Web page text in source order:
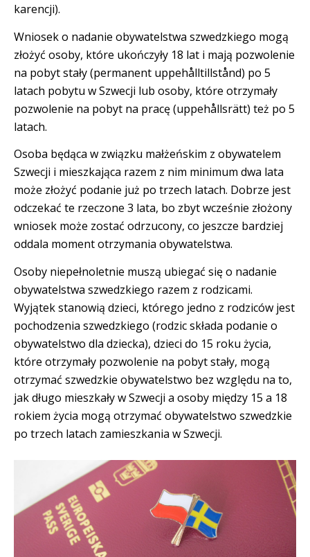
karencji).
Wniosek o nadanie obywatelstwa szwedzkiego mogą
złożyć osoby, które ukończyły 18 lat i mają pozwolenie
na pobyt stały (permanent uppehålltillstånd) po 5
latach pobytu w Szwecji lub osoby, które otrzymały
pozwolenie na pobyt na pracę (uppehållsrätt) też po 5
latach.
Osoba będąca w związku małżeńskim z obywatelem
Szwecji i mieszkająca razem z nim minimum dwa lata
może złożyć podanie już po trzech latach. Dobrze jest
odczekać te rzeczone 3 lata, bo zbyt wcześnie złożony
wniosek może zostać odrzucony, co jeszcze bardziej
oddala moment otrzymania obywatelstwa.
Osoby niepełnoletnie muszą ubiegać się o nadanie
obywatelstwa szwedzkiego razem z rodzicami.
Wyjątek stanowią dzieci, którego jedno z rodziców jest
pochodzenia szwedzkiego (rodzic składa podanie o
obywatelstwo dla dziecka), dzieci do 15 roku życia,
które otrzymały pozwolenie na pobyt stały, mogą
otrzymać szwedzkie obywatelstwo bez względu na to,
jak długo mieszkały w Szwecji a osoby między 15 a 18
rokiem życia mogą otrzymać obywatelstwo szwedzkie
po trzech latach zamieszkania w Szwecji.